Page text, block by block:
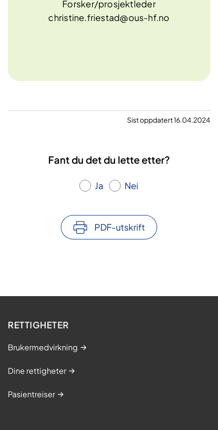
Forsker/prosjektleder
christine.friestad@ous-hf.no
Sist oppdatert 16.04.2024
Fant du det du lette etter?
Ja Nei
PDF-utskrift
RETTIGHETER
Brukermedvirkning
Dine rettigheter
Pasientreiser